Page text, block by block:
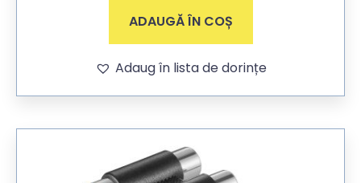
ADAUGĂ ÎN COȘ
Adaug în lista de dorințe